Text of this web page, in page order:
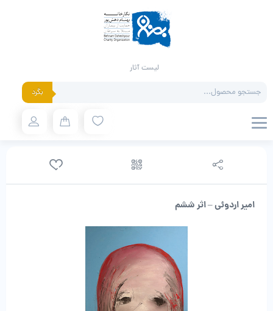
لیست آثار
search بگرد
امیر اردوئی – اثر ششم